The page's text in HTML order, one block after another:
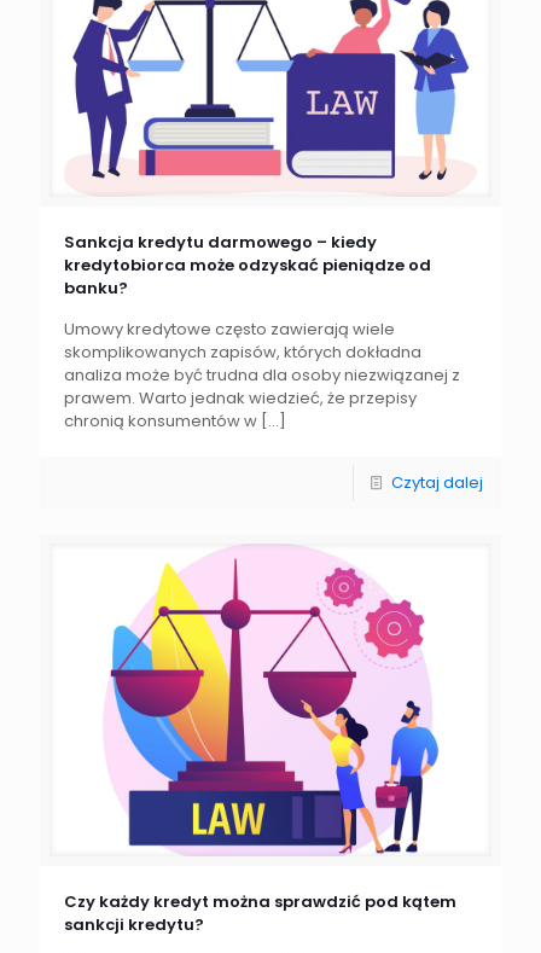
Sankcja kredytu darmowego – kiedy
kredytobiorca może odzyskać pieniądze od
banku?
Umowy kredytowe często zawierają wiele
skomplikowanych zapisów, których dokładna
analiza może być trudna dla osoby niezwiązanej z
prawem. Warto jednak wiedzieć, że przepisy
chronią konsumentów w […]
Czytaj dalej
Czy każdy kredyt można sprawdzić pod kątem
sankcji kredytu?